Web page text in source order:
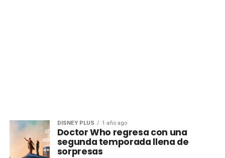
DISNEY PLUS 1 año ago
Doctor Who regresa con una
segunda temporada llena de
sorpresas